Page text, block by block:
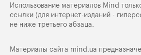
Использование материалов Mind
ссылки (для интернет-изданий -
не ниже третьего абзаца.
Материалы сайта mind.ua